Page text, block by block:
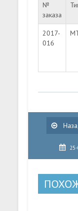
№
заказа
2017-
016